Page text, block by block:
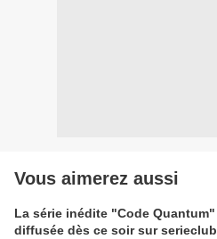
Vous aimerez aussi
La série inédite "Code Quantum"
diffusée dès ce soir sur serieclub